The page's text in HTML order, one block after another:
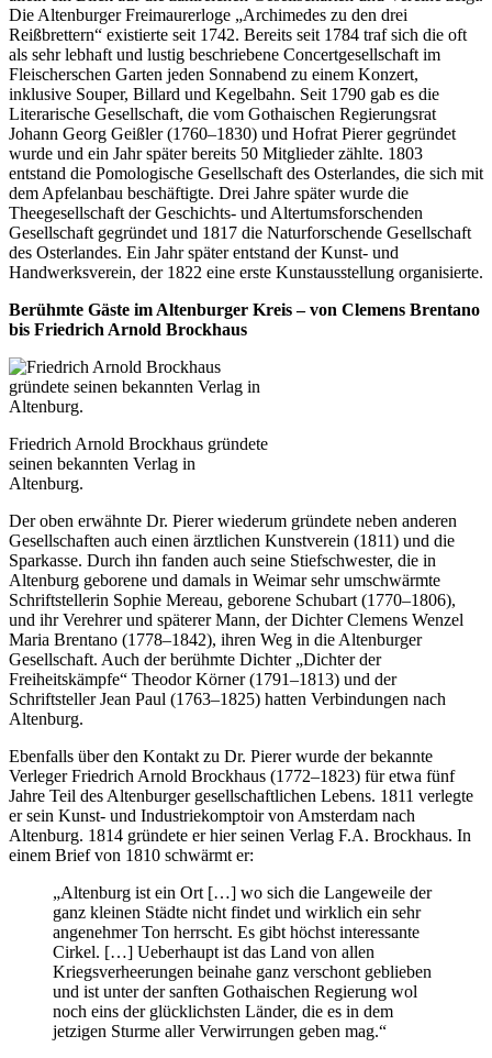
Die Altenburger Freimaurerloge „Archimedes zu den drei
Reißbrettern“ existierte seit 1742. Bereits seit 1784 traf sich die oft
als sehr lebhaft und lustig beschriebene Concertgesellschaft im
Fleischerschen Garten jeden Sonnabend zu einem Konzert,
inklusive Souper, Billard und Kegelbahn. Seit 1790 gab es die
Literarische Gesellschaft, die vom Gothaischen Regierungsrat
Johann Georg Geißler (1760–1830) und Hofrat Pierer gegründet
wurde und ein Jahr später bereits 50 Mitglieder zählte. 1803
entstand die Pomologische Gesellschaft des Osterlandes, die sich mit
dem Apfelanbau beschäftigte. Drei Jahre später wurde die
Theegesellschaft der Geschichts- und Altertumsforschenden
Gesellschaft gegründet und 1817 die Naturforschende Gesellschaft
des Osterlandes. Ein Jahr später entstand der Kunst- und
Handwerksverein, der 1822 eine erste Kunstausstellung organisierte.
Berühmte Gäste im Altenburger Kreis – von Clemens Brentano
bis Friedrich Arnold Brockhaus
Friedrich Arnold Brockhaus gründete
seinen bekannten Verlag in
Altenburg.
Der oben erwähnte Dr. Pierer wiederum gründete neben anderen
Gesellschaften auch einen ärztlichen Kunstverein (1811) und die
Sparkasse. Durch ihn fanden auch seine Stiefschwester, die in
Altenburg geborene und damals in Weimar sehr umschwärmte
Schriftstellerin Sophie Mereau, geborene Schubart (1770–1806),
und ihr Verehrer und späterer Mann, der Dichter Clemens Wenzel
Maria Brentano (1778–1842), ihren Weg in die Altenburger
Gesellschaft. Auch der berühmte Dichter „Dichter der
Freiheitskämpfe“ Theodor Körner (1791–1813) und der
Schriftsteller Jean Paul (1763–1825) hatten Verbindungen nach
Altenburg.
Ebenfalls über den Kontakt zu Dr. Pierer wurde der bekannte
Verleger Friedrich Arnold Brockhaus (1772–1823) für etwa fünf
Jahre Teil des Altenburger gesellschaftlichen Lebens. 1811 verlegte
er sein Kunst- und Industriekomptoir von Amsterdam nach
Altenburg. 1814 gründete er hier seinen Verlag F.A. Brockhaus. In
einem Brief von 1810 schwärmt er:
„Altenburg ist ein Ort […] wo sich die Langeweile der
ganz kleinen Städte nicht findet und wirklich ein sehr
angenehmer Ton herrscht. Es gibt höchst interessante
Cirkel. […] Ueberhaupt ist das Land von allen
Kriegsverheerungen beinahe ganz verschont geblieben
und ist unter der sanften Gothaischen Regierung wol
noch eins der glücklichsten Länder, die es in dem
jetzigen Sturme aller Verwirrungen geben mag.“